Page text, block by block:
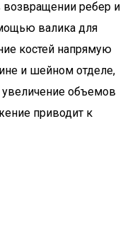
ребер и
валика для
костей напрямую
и шейном отделе,
объемов
приводит к